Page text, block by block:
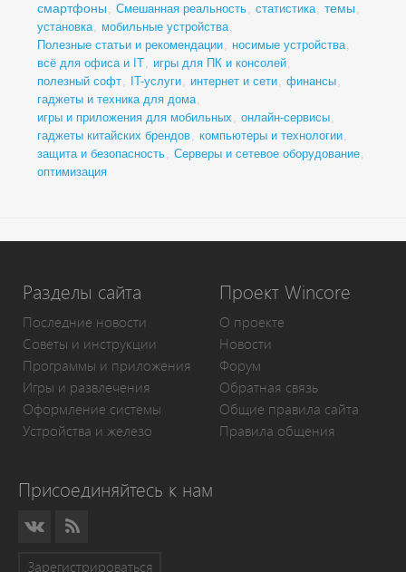
смартфоны , Смешанная реальность, статистика, темы ,
установка, мобильные устройства,
Полезные статьи и рекомендации, носимые устройства,
всё для офиса и IT, игры для ПК и консолей,
полезный софт, IT-услуги, интернет и сети, финансы,
гаджеты и техника для дома,
игры и приложения для мобильных , онлайн-сервисы,
гаджеты китайских брендов, компьютеры и технологии,
защита и безопасность, Серверы и сетевое оборудование,
оптимизация
Разделы сайта
Последние новости
Советы и инструкции
Программы и приложения
Игры и развлечения
Оформление системы
Устройства и железо
Проект Wincore
О проекте
Новости
Форум
Обратная связь
Общие правила сайта
Правила общения
Присоединяйтесь к нам
Зарегистрироваться